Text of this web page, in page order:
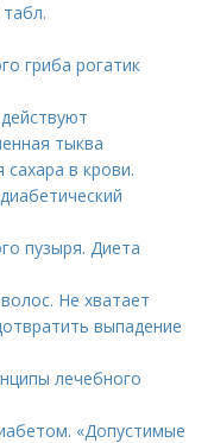
гриба рогатик
тыква
в крови.
пузыря. Диета
Не хватает
выпадение
лечебного
«Допустимые